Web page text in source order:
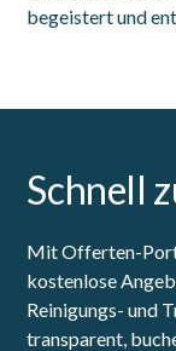
begeistert und
Schnell
Mit Offerten-
kostenlose
Reinigungs- und
transparent,